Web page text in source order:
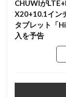
CHUWIが
X20+10.1イン
タブレット「
入を予告